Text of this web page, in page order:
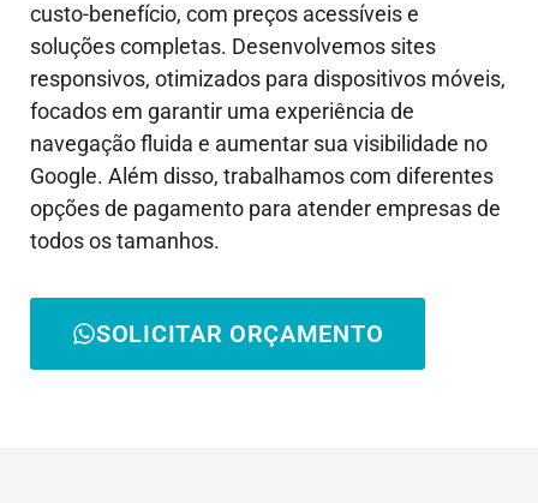
custo-benefício, com preços acessíveis e
soluções completas. Desenvolvemos sites
responsivos, otimizados para dispositivos móveis,
focados em garantir uma experiência de
navegação fluida e aumentar sua visibilidade no
Google. Além disso, trabalhamos com diferentes
opções de pagamento para atender empresas de
todos os tamanhos.
SOLICITAR ORÇAMENTO